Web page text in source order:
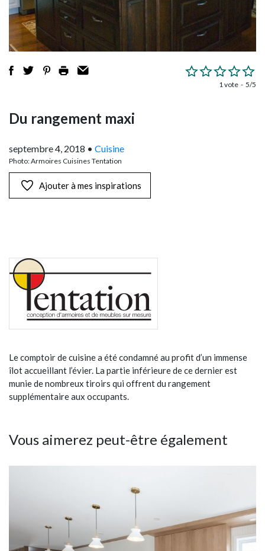
1 vote 5/5
Du rangement maxi
septembre 4, 2018 • Cuisine
Photo: Armoires Cuisines Tentation
Ajouter à mes inspirations
Le comptoir de cuisine a été condamné au profit d’un immense
îlot accueillant l’évier. La partie inférieure de ce dernier est
munie de nombreux tiroirs qui offrent du rangement
supplémentaire aux occupants.
Vous aimerez peut-être également